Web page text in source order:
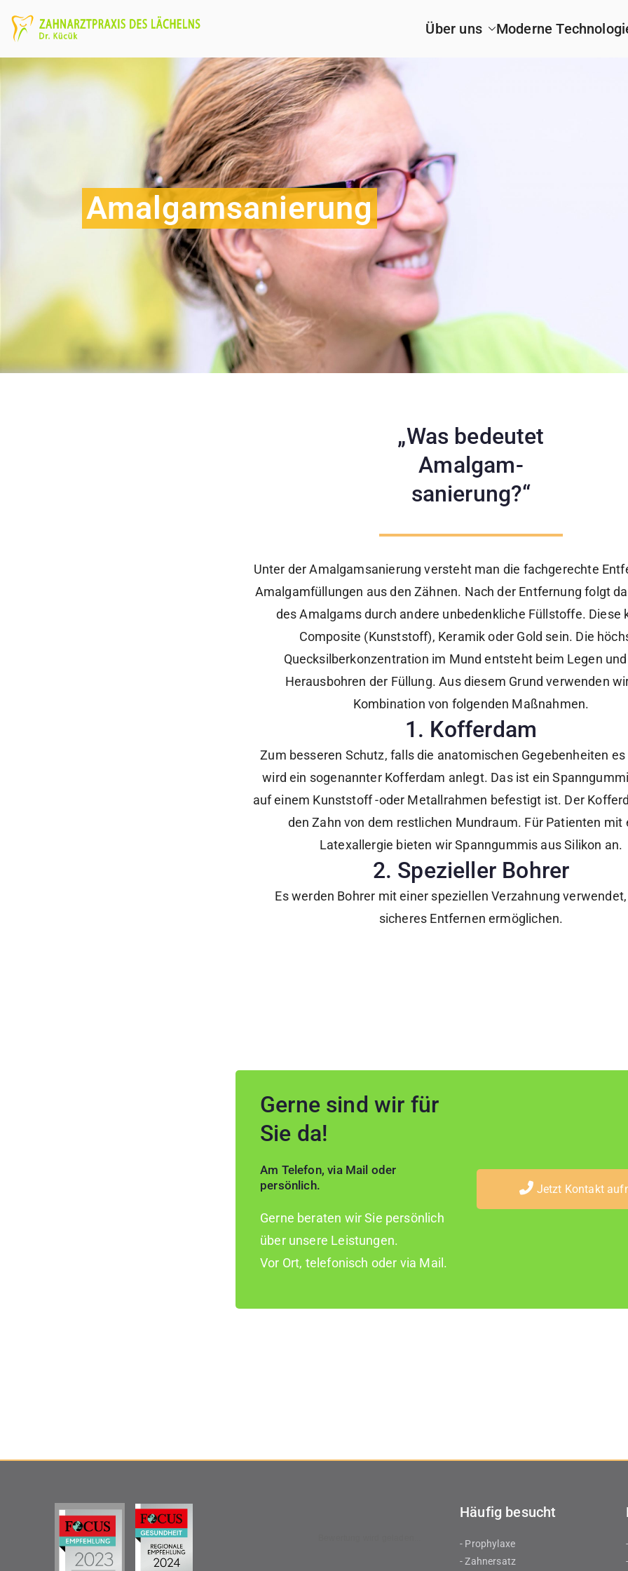
Über uns Moderne
Amalgamsanierung
„Was bedeutet
Amalgam-
sanierung?“
Unter der Amalgamsanierung versteht man die fachgerechte
Amalgamfüllungen aus den Zähnen. Nach der Entfernung folgt
des Amalgams durch andere unbedenkliche Füllstoffe. Diese
Composite (Kunststoff), Keramik oder Gold sein. Die
Quecksilberkonzentration im Mund entsteht beim Legen
Herausbohren der Füllung. Aus diesem Grund verwenden
Kombination von folgenden Maßnahmen.
1. Kofferdam
Zum besseren Schutz, falls die anatomischen Gegebenheiten es
wird ein sogenannter Kofferdam anlegt. Das ist ein
auf einem Kunststoff -oder Metallrahmen befestigt ist. Der
den Zahn von dem restlichen Mundraum. Für Patienten mit
Latexallergie bieten wir Spanngummis aus Silikon an.
2. Spezieller Bohrer
Es werden Bohrer mit einer speziellen Verzahnung
sicheres Entfernen ermöglichen.
Gerne sind wir für
Sie da!
Am Telefon, via Mail oder
persönlich.
Gerne beraten wir Sie persönlich
über unsere Leistungen.
Vor Ort, telefonisch oder via Mail.
Jetzt Kontakt
Häufig besucht
- Prophylaxe
- Zahnersatz